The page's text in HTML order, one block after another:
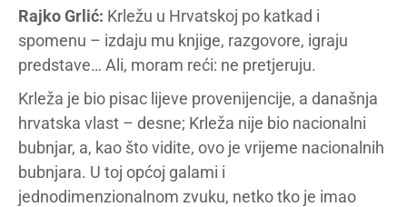
Rajko Grlić: Krležu u Hrvatskoj po katkad i
spomenu – izdaju mu knjige, razgovore, igraju
predstave… Ali, moram reći: ne pretjeruju.
Krleža je bio pisac lijeve provenijencije, a današnja
hrvatska vlast – desne; Krleža nije bio nacionalni
bubnjar, a, kao što vidite, ovo je vrijeme nacionalnih
bubnjara. U toj općoj galami i
jednodimenzionalnom zvuku, netko tko je imao